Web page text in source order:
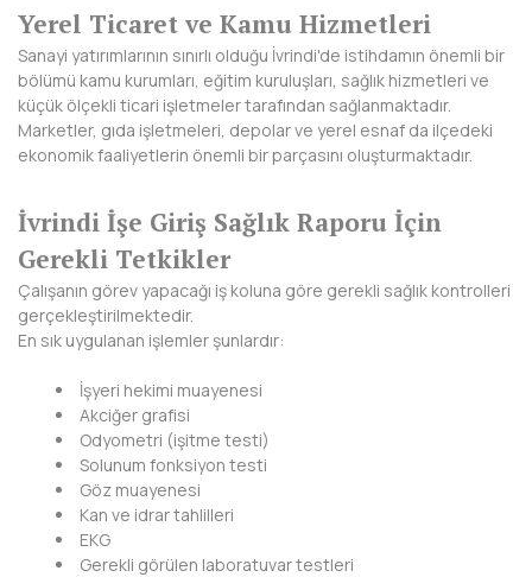
ISPARTA
KAHRAMANMARAŞ
KARABÜK
KARAMAN
KARS
KASTAMONU
KAYSERİ
KIRKLARELİ
KIRŞEHİR
KOCAELİ
KONYA
Yerel Ticaret ve Kamu Hizmetleri
Sanayi yatırımlarının sınırlı olduğu İvrindi'de istihdamın önemli bir
bölümü kamu kurumları, eğitim kuruluşları, sağlık hizmetleri ve
küçük ölçekli ticari işletmeler tarafından sağlanmaktadır.
Marketler, gıda işletmeleri, depolar ve yerel esnaf da ilçedeki
ekonomik faaliyetlerin önemli bir parçasını oluşturmaktadır.
İvrindi İşe Giriş Sağlık Raporu İçin
Gerekli Tetkikler
Çalışanın görev yapacağı iş koluna göre gerekli sağlık kontrolleri
gerçekleştirilmektedir.
En sık uygulanan işlemler şunlardır:
İşyeri hekimi muayenesi
Akciğer grafisi
Odyometri (işitme testi)
Solunum fonksiyon testi
Göz muayenesi
Kan ve idrar tahlilleri
EKG
Gerekli görülen laboratuvar testleri